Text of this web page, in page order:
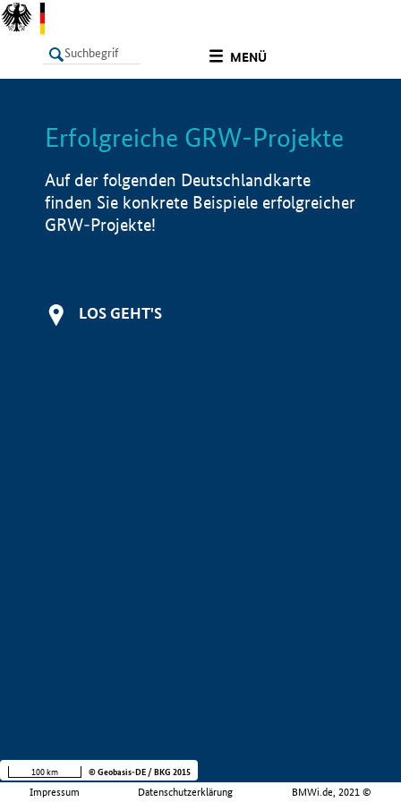
MENÜ
LISTE Info
Erfolgreiche GRW-Projekte
Auf der folgenden Deutschlandkarte
finden Sie konkrete Beispiele erfolgreicher
GRW-Projekte!
LOS GEHT'S
Impressum Datenschutzerklärung BMWi.de, 2021 ©
100 km © Geobasis-DE / BKG 2015